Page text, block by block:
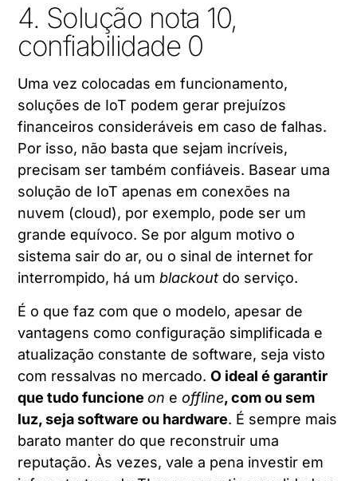
4. Solução nota 10,
confiabilidade 0
Uma vez colocadas em funcionamento,
soluções de IoT podem gerar prejuízos
financeiros consideráveis em caso de falhas.
Por isso, não basta que sejam incríveis,
precisam ser também confiáveis. Basear uma
solução de IoT apenas em conexões na
nuvem (cloud), por exemplo, pode ser um
grande equívoco. Se por algum motivo o
sistema sair do ar, ou o sinal de internet for
interrompido, há umblackout do serviço.
É o que faz com que o modelo, apesar de
vantagens como configuração simplificada e
atualização constante de software, seja visto
com ressalvas no mercado.O ideal é garantir
que tudo funcioneon eoffline, com ou sem
luz, seja software ou hardware. É sempre mais
barato manter do que reconstruir uma
reputação. Às vezes, vale a pena investir em